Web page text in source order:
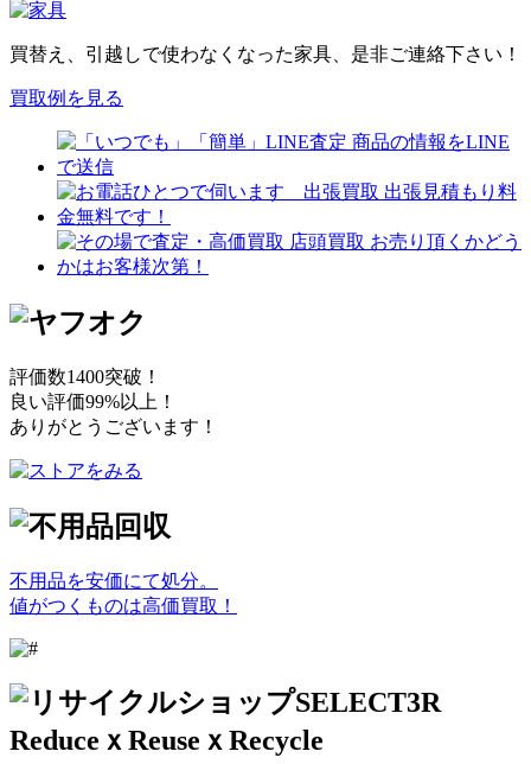
買替え、引越しで使わなくなった家具、是非ご連絡下さい！
買取例を見る
評価数1400突破！
良い評価99%以上！
ありがとうございます！
不用品を安価にて処分。
値がつくものは高価買取！